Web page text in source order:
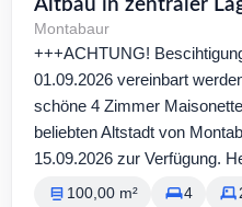
Altbau in zentraler
Montabaur
+++ACHTUNG!
01.09.2026 vereinbart
schöne 4 Zimmer
beliebten Altstadt von
15.09.2026 zur Verfügung.
100,00 m² 4